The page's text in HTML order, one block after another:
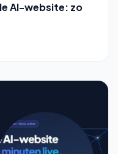
AI-website: zo